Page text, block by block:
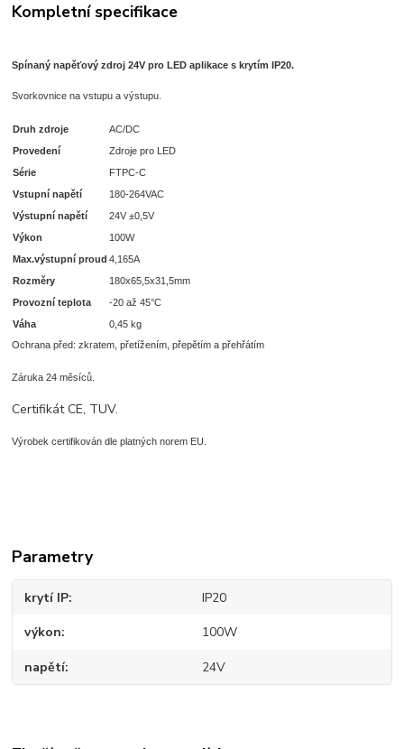
Kompletní specifikace
Spínaný napěťový zdroj 24V pro LED aplikace s krytím IP20.
Svorkovnice na vstupu a výstupu.
Druh zdroje
AC/DC
Provedení
Zdroje pro LED
Série
FTPC-C
Vstupní napětí
180-264VAC
Výstupní napětí
24V ±0,5V
Výkon
100W
Max.výstupní proud 4,165A
Rozměry
180x65,5x31,5mm
Provozní teplota
-20 až 45°C
Váha
0,45 kg
Ochrana před: zkratem, přetížením, přepětím a přehřátím
Záruka 24 měsíců.
Certifikát CE, TUV.
Výrobek certifikován dle platných norem EU.
Parametry
krytí IP IP20
výkon 100W
napětí 24V